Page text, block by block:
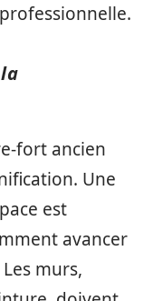
fort ancien
Une
est
avancer
murs,